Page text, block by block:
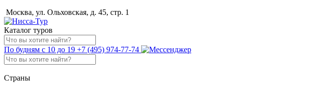
Москва, ул. Ольховская, д. 45, стр. 1
Каталог туров
По будням с 10 до 19 +7 (495) 974-77-74
Страны